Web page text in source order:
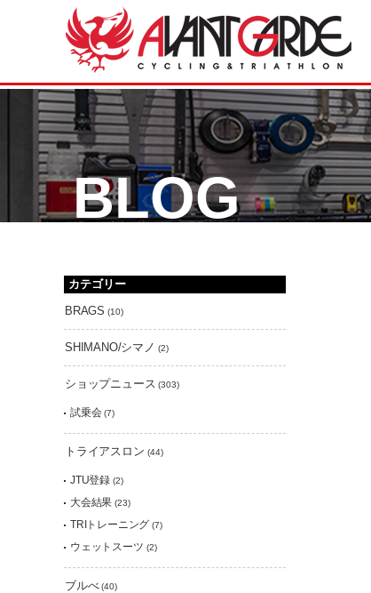
BLOG
カテゴリー
BRAGS (10)
SHIMANO/シマノ (2)
ショップニュース (303)
試乗会(7)
トライアスロン (44)
JTU登録 (2)
大会結果 (23)
TRIトレーニング (7)
ウェットスーツ (2)
ブルべ(40)